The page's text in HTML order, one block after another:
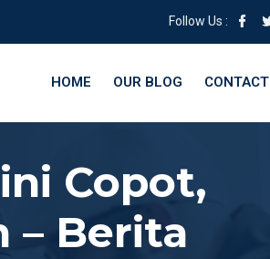
Follow Us :
HOME OUR BLOG CONTACT
Copot,
– Berita